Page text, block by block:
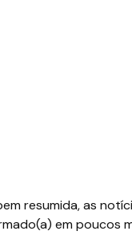
resumida, as
em poucos